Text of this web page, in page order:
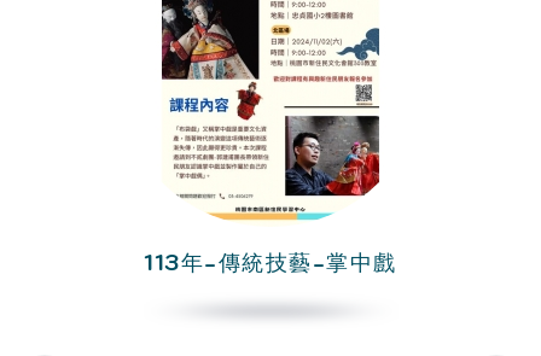
113年-傳統技藝-掌中戲